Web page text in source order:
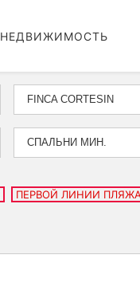
НЕДВИЖИМОСТЬ
FINCA CORTESIN
СПАЛЬНИ МИН.
ПЕРВОЙ ЛИНИИ ПЛЯЖА